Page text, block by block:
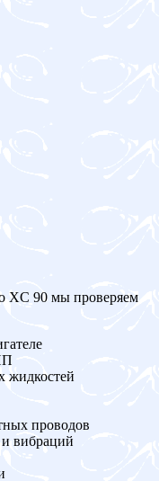
XC 90 мы проверяем
жидкостей
проводов
и вибраций